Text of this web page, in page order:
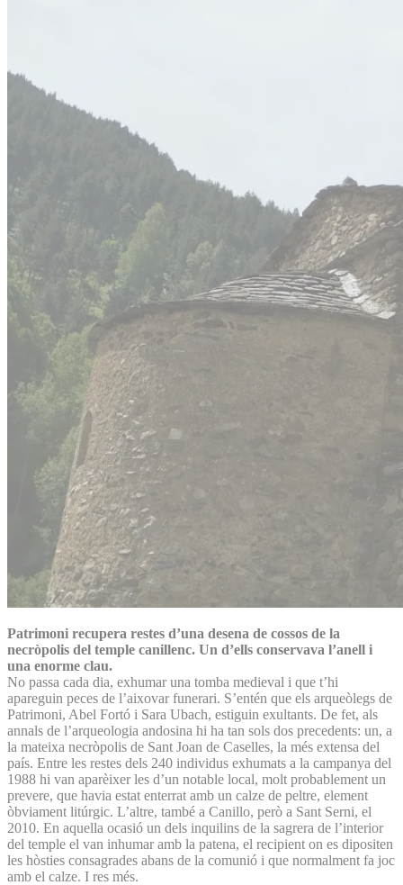
Patrimoni recupera restes d’una desena de cossos de la
necròpolis del temple canillenc. Un d’ells conservava l’anell i
una enorme clau.
No passa cada dia, exhumar una tomba medieval i que t’hi
apareguin peces de l’aixovar funerari. S’entén que els arqueòlegs de
Patrimoni, Abel Fortó i Sara Ubach, estiguin exultants. De fet, als
annals de l’arqueologia andosina hi ha tan sols dos precedents: un, a
la mateixa necròpolis de Sant Joan de Caselles, la més extensa del
país. Entre les restes dels 240 individus exhumats a la campanya del
1988 hi van aparèixer les d’un notable local, molt probablement un
prevere, que havia estat enterrat amb un calze de peltre, element
òbviament litúrgic. L’altre, també a Canillo, però a Sant Serni, el
2010. En aquella ocasió un dels inquilins de la sagrera de l’interior
del temple el van inhumar amb la patena, el recipient on es dipositen
les hòsties consagrades abans de la comunió i que normalment fa joc
amb el calze. I res més.